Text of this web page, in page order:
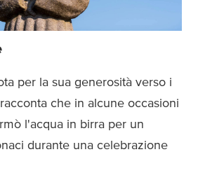
per la sua generosità verso i
che in alcune occasioni
l'acqua in birra per un
durante una celebrazione